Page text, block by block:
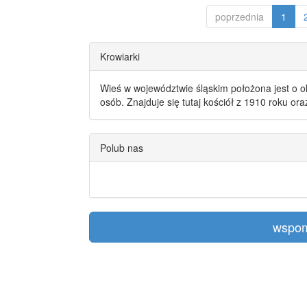
poprzednia 1
Krowiarki
Wieś w województwie śląskim położona jest o
osób. Znajduje się tutaj kościół z 1910 roku
Polub nas